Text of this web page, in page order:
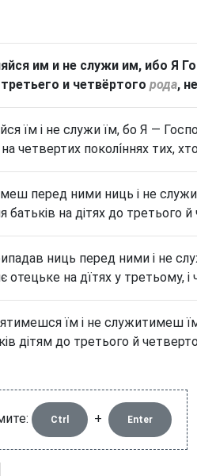
им и не служи им, ибо Я
и четвёртого рода,
їм і не служи їм, бо Я —
на четвертих поколі́ннях тих,
перед ними ниць і не
батьків на дітях до третього
ниць перед ними і не
отецьке на дїтях у третьому,
їм і не служитимеш
дітям до третього й
Ctrl + Enter